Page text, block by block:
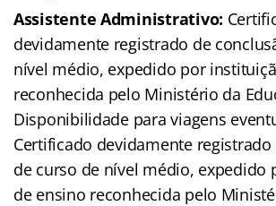
Assistente Administrativo:
devidamente registrado de
nível médio, expedido por
reconhecida pelo Ministério da
Disponibilidade para viagens
Certificado devidamente
de curso de nível médio, expedido
de ensino reconhecida pelo